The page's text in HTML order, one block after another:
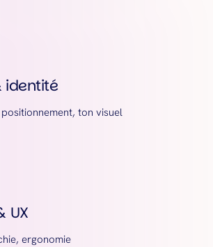
identité
ton visuel
UX
ergonomie